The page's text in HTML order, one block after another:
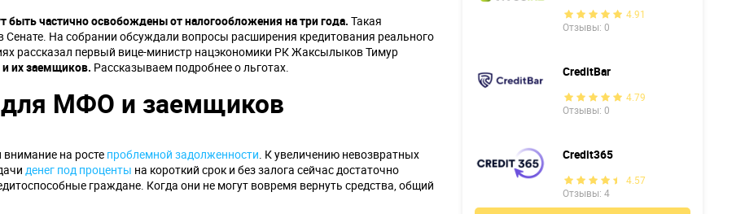
4.91
Отзывы: 0
CreditBar
4.79
Отзывы: 0
Credit365
4.57
Отзывы: 4
быть частично освобождены от налогообложения на три года. Такая
Сенате. На собрании обсуждали вопросы расширения кредитования реального
рассказал первый вице-министр нацэкономики РК Жаксылыков Тимур
их заемщиков. Рассказываем подробнее о льготах.
для МФО и заемщиков
на росте проблемной задолженности. К увеличению невозвратных
денег под проценты на короткий срок и без залога сейчас достаточно
граждане. Когда они не могут вовремя вернуть средства, общий